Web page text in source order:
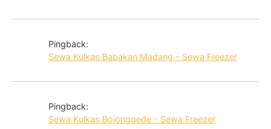
Pingback:
Sewa Kulkas Babakan Madang - Sewa Freezer
Pingback:
Sewa Kulkas Bojonggede - Sewa Freezer